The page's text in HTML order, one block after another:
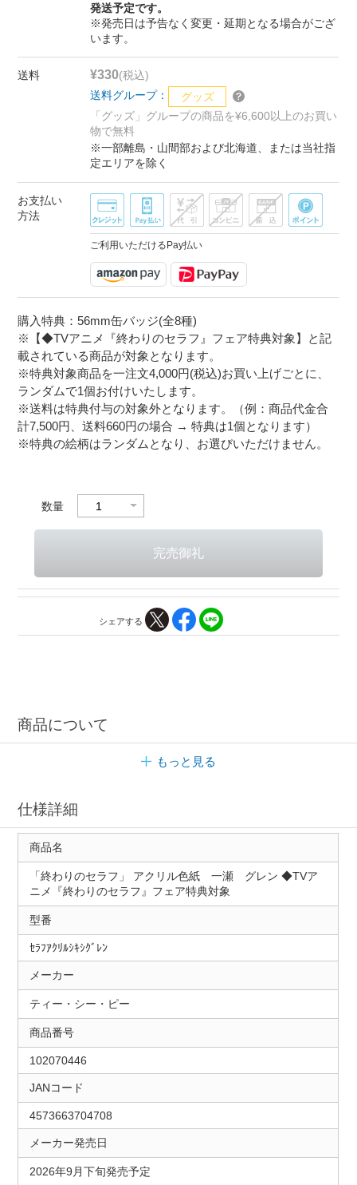
発送予定です。
※発売日は予告なく変更・延期となる場合がござ
います。
送料 ¥330(税込)
送料グループ：
グッズ
「グッズ」グループの商品を¥6,600以上のお買い
物で無料
※一部離島・山間部および北海道、または当社指
定エリアを除く
お支払い
方法
ご利用いただけるPay払い
購入特典：56mm缶バッジ(全8種)
※【◆TVアニメ『終わりのセラフ』フェア特典対象】と記
載されている商品が対象となります。
※特典対象商品を一注文4,000円(税込)お買い上げごとに、
ランダムで1個お付けいたします。
※送料は特典付与の対象外となります。（例：商品代金合
計7,500円、送料660円の場合 → 特典は1個となります）
※特典の絵柄はランダムとなり、お選びいただけません。
数量
シェアする
商品について
もっと見る
仕様詳細
商品名
「終わりのセラフ」 アクリル色紙 一瀬 グレン ◆TVア
ニメ『終わりのセラフ』フェア特典対象
型番
ｾﾗﾌｱｸﾘﾙｼｷｼｸﾞﾚﾝ
メーカー
ティー・シー・ピー
商品番号
102070446
JANコード
4573663704708
メーカー発売日
2026年9月下旬発売予定